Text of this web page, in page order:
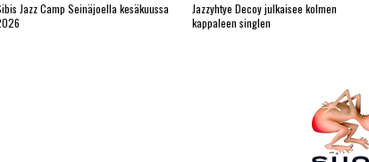
Jazz Camp Seinäjoella kesäkuussa
Jazzyhtye Decoy julkaisee kolmen
kappaleen singlen